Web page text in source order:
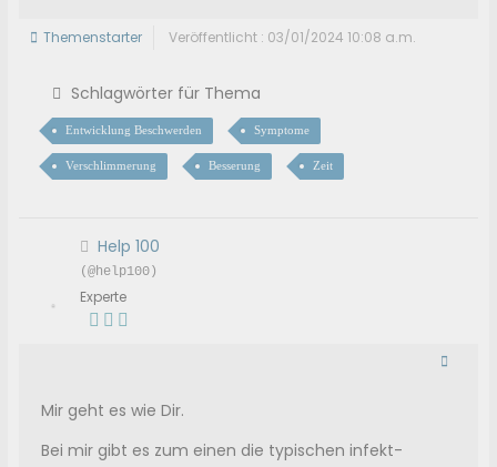
Themenstarter Veröffentlicht : 03/01/2024 10:08 a.m.
Schlagwörter für Thema
Entwicklung Beschwerden Symptome
Verschlimmerung Besserung Zeit
Help 100
(@help100)
Experte
Mir geht es wie Dir.
Bei mir gibt es zum einen die typischen infekt-